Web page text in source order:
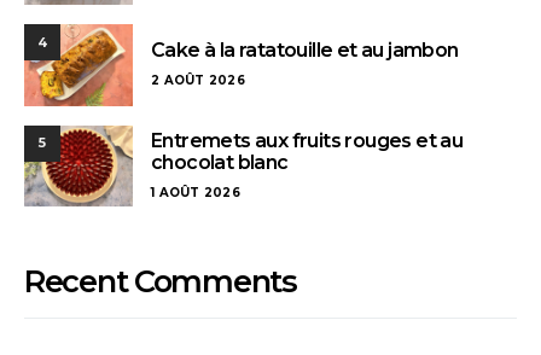
4 Cake à la ratatouille et au jambon
2 AOÛT 2026
5
Entremets aux fruits rouges et au
chocolat blanc
1 AOÛT 2026
Recent Comments